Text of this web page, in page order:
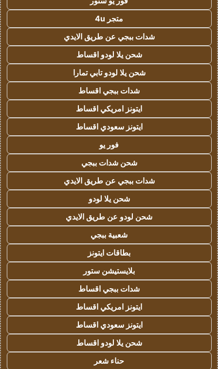
متجر 4u
شدات ببجي عن طريق الايدي
شحن يلا لودو اقساط
شحن يلا لودو تابي تمارا
شدات ببجي اقساط
ايتونز امريكي اقساط
ايتونز سعودي اقساط
فور يو
شحن شدات ببجي
شدات ببجي عن طريق الايدي
شحن يلا لودو
شحن لودو عن طريق الايدي
شعبية ببجي
بطاقات ايتونز
بلايستيشن ستور
شدات ببجي اقساط
ايتونز امريكي اقساط
ايتونز سعودي اقساط
شحن يلا لودو اقساط
حناء شعر